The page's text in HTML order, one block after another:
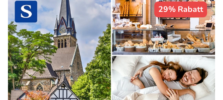
29% Rabatt